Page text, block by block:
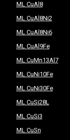
ML CuAl8
ML CuAl8Ni2
ML CuAl8Ni6
ML CuAl9Fe
ML CuMn13Al7
ML CuNi10Fe
ML CuNi30Fe
ML CuSi28L
ML CuSi3
ML CuSn